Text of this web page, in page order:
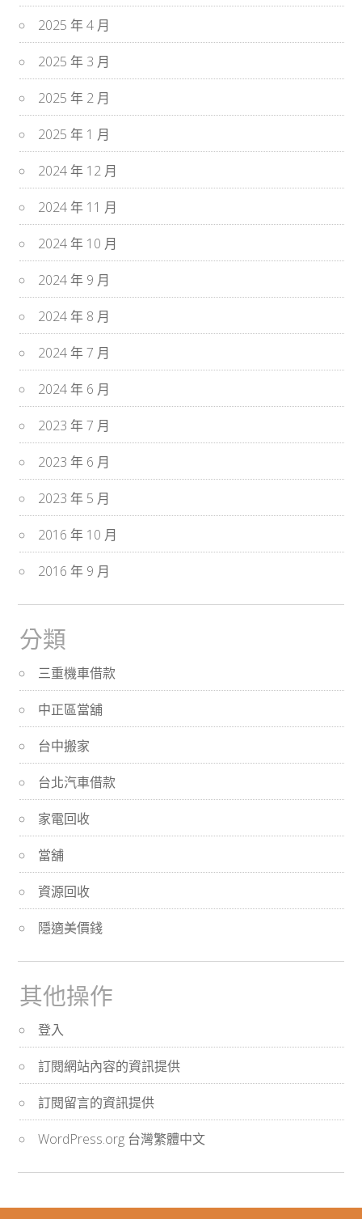
2025 年 4 月
2025 年 3 月
2025 年 2 月
2025 年 1 月
2024 年 12 月
2024 年 11 月
2024 年 10 月
2024 年 9 月
2024 年 8 月
2024 年 7 月
2024 年 6 月
2023 年 7 月
2023 年 6 月
2023 年 5 月
2016 年 10 月
2016 年 9 月
分類
三重機車借款
中正區當舖
台中搬家
台北汽車借款
家電回收
當舖
資源回收
隱適美價錢
其他操作
登入
訂閱網站內容的資訊提供
訂閱留言的資訊提供
WordPress.org 台灣繁體中文